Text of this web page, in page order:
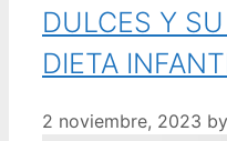
DULCES Y
DIETA
2 noviembre, 2023 by